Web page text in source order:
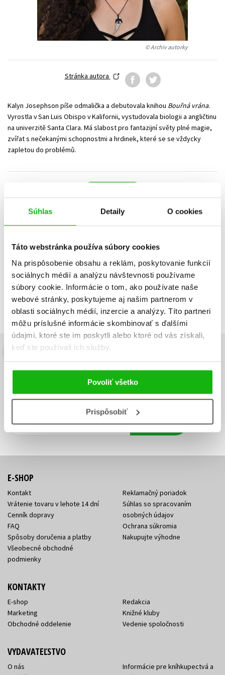
Súhlas Detaily O cookies
Táto webstránka používa súbory cookies
Na prispôsobenie obsahu a reklám, poskytovanie funkcií
sociálnych médií a analýzu návštevnosti používame
súbory cookie. Informácie o tom, ako používate naše
webové stránky, poskytujeme aj našim partnerom v
oblasti sociálnych médií, inzercie a analýzy. Títo partneri
môžu príslušné informácie skombinovať s ďalšími
údajmi, ktoré ste im poskytli alebo ktoré od vás získali,
keď ste používali ich služby.
Povoliť všetko
Prispôsobiť
Technické vedy
Učebnice
Umenie a kultúra
Výchova a pedagogika
Young adult
Young adult (SK)
Všetky tituly
© Archiv autorky
Stránka autora
Kalyn Josephson píše odmalička a debutovala knihou Bouřná vrána.
Vyrostla v San Luis Obispo v Kalifornii, vystudovala biologii a angličtinu
na univerzitě Santa Clara. Má slabost pro fantazijní světy plné magie,
zvířat s nečekanými schopnostmi a hrdinek, které se se vždycky
zapletou do problémů.
Dátum vydania Predajnosť
Názov
IBA DOSTUPNÉ
Neboli nájdené žiadne tituly
Budete to vedieť ako prvý!
výhodná zľava, aká beží súťaž o ceny?Prihláste sa k odberu našich
e-mailových noviniek!
emailová
adresa
emailová
adresa
Vaša emailová adresa Prihlásiť sa
E-SHOP
Kontakt
Vrátenie tovaru v lehote 14 dní
Cenník dopravy
FAQ
Spôsoby doručenia a platby
Všeobecné obchodné
podmienky
Reklamačný poriadok
Súhlas so spracovaním
osobných údajov
Ochrana súkromia
Nakupujte výhodne
KONTAKTY
E-shop
Marketing
Obchodné oddelenie
Redakcia
Knižné kluby
Vedenie spoločnosti
VYDAVATEĽSTVO
O nás
Informácie pre kníhkupectvá a